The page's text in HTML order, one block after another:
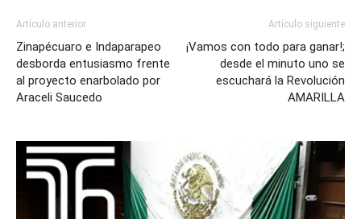
Artículo anterior
Zinapécuaro e Indaparapeo
desborda entusiasmo frente
al proyecto enarbolado por
Araceli Saucedo
Artículo siguiente
¡Vamos con todo para ganar!;
desde el minuto uno se
escuchará la Revolución
AMARILLA